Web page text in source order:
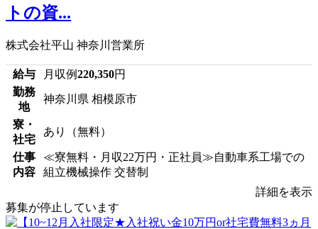
トの資...
株式会社平山 神奈川営業所
給与 月収例220,350円
勤務
地
神奈川県 相模原市
寮・
社宅
あり（無料）
仕事
内容
≪寮無料・月収22万円・正社員≫自動車系工場での
組立機械操作 交替制
詳細を表示
募集が停止しています